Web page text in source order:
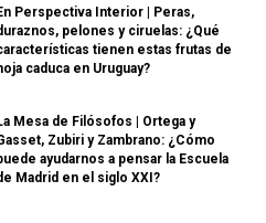
Perspectiva Interior | Peras,
pelones y ciruelas: ¿Qué
tienen estas frutas de
caduca en Uruguay?
Mesa de Filósofos | Ortega y
Zubiri y Zambrano: ¿Cómo
ayudarnos a pensar la Escuela
Madrid en el siglo XXI?